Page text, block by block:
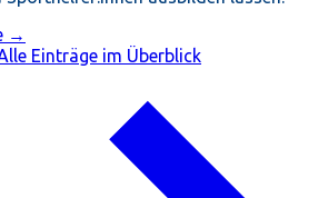
→
Einträge im Überblick